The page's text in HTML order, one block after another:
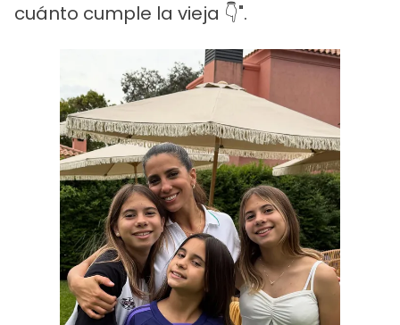
cuánto cumple la vieja 👇".